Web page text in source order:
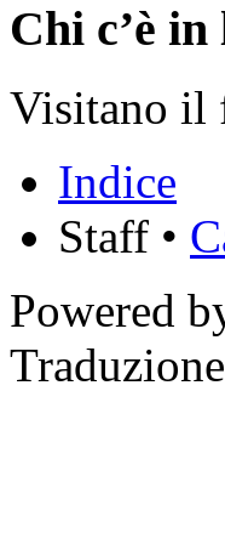
Chi c’è in
Visitano il
Indice
Staff •
Powered